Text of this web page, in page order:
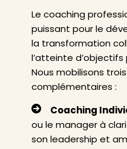
Le coaching
puissant pour le
la transformation
l’atteinte
Nous mobilisons
complémentaires :
Coaching
ou le manager à
son leadership et